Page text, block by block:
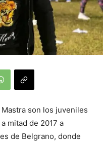
son los juveniles
mitad de 2017 a
de Belgrano, donde